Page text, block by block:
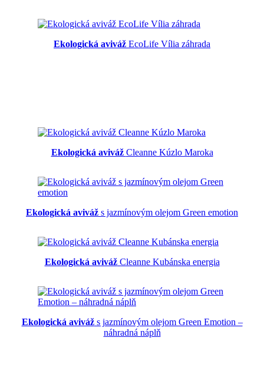
Ekologická aviváž EcoLife Vília záhrada
Ekologická aviváž Cleanne Kúzlo Maroka
Ekologická aviváž s jazmínovým olejom Green emotion
Ekologická avivážCleanne Kubánska energia
Ekologická avivážs jazmínovým olejom Green Emotion –
náhradná náplň